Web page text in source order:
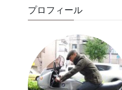
プロフィール